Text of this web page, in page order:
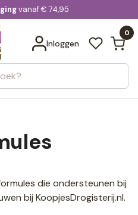
uur besteld
vanaf € 74,95
Inloggen
0
Bekijk alle resultaten
die ondersteunen bij
bij KoopjesDrogisterij.nl.